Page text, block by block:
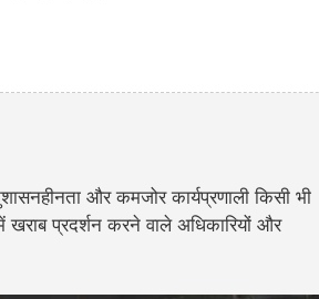
और कमजोर कार्यप्रणाली किसी भी
खराब प्रदर्शन करने वाले अधिकारियों और